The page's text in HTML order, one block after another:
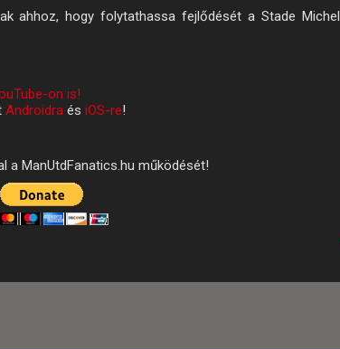
ahhoz, hogy folytathassa fejlődését a Stade Michel
on is!
Androidra és iOS-re!
a ManUtdFanatics.hu működését!